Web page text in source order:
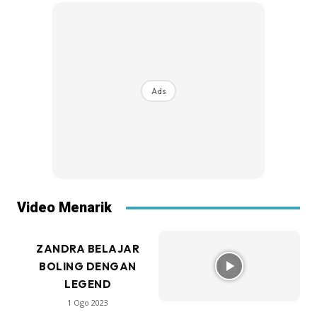
Ads
Video Menarik
ZANDRA BELAJAR
BOLING DENGAN
LEGEND
1 Ogo 2023